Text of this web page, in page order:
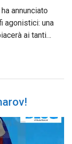
annunciato
agonistici: una
ai tanti…